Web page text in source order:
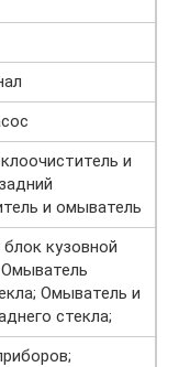
и
и омыватель
кузовной
Омыватель и
стекла;